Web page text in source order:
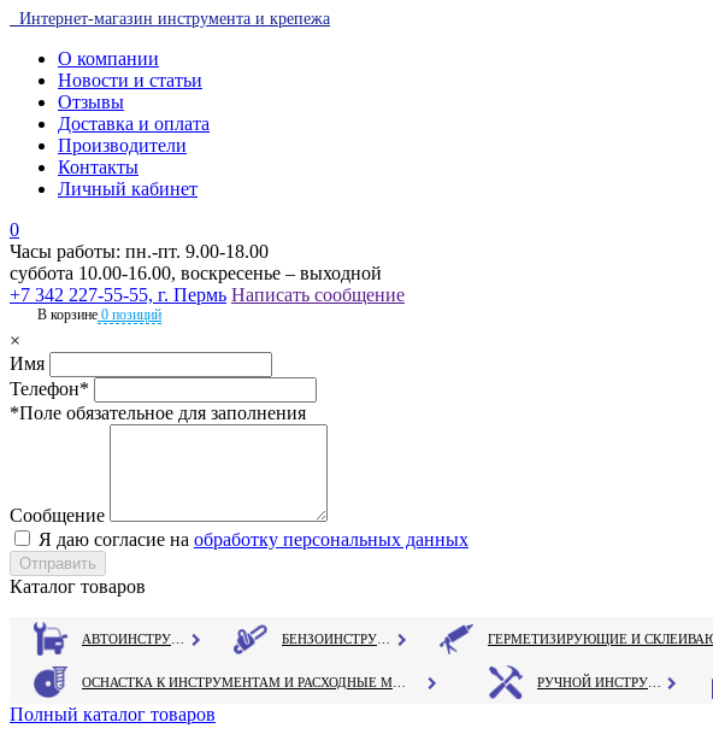
Интернет-магазин инструмента и крепежа
О компании
Новости и статьи
Отзывы
Доставка и оплата
Производители
Контакты
Личный кабинет
0
Часы работы: пн.-пт. 9.00-18.00
суббота 10.00-16.00, воскресенье – выходной
+7 342 227-55-55, г. Пермь Написать сообщение
В корзине 0 позиций
×
Имя
Телефон*
*Поле обязательное для заполнения
Сообщение
Я даю согласие на обработку персональных данных
Каталог товаров
Полный каталог товаров